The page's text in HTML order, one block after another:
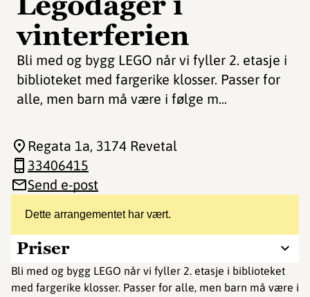
vinterferien
Bli med og bygg LEGO når vi fyller 2. etasje i
biblioteket med fargerike klosser. Passer for
alle, men barn må være i følge m...
Dette arrangementet har vært.
Priser
Bli med og bygg LEGO når vi fyller 2. etasje i biblioteket
med fargerike klosser. Passer for alle, men barn må være i
Regata 1a, 3174 Revetal
33406415
Send e-post